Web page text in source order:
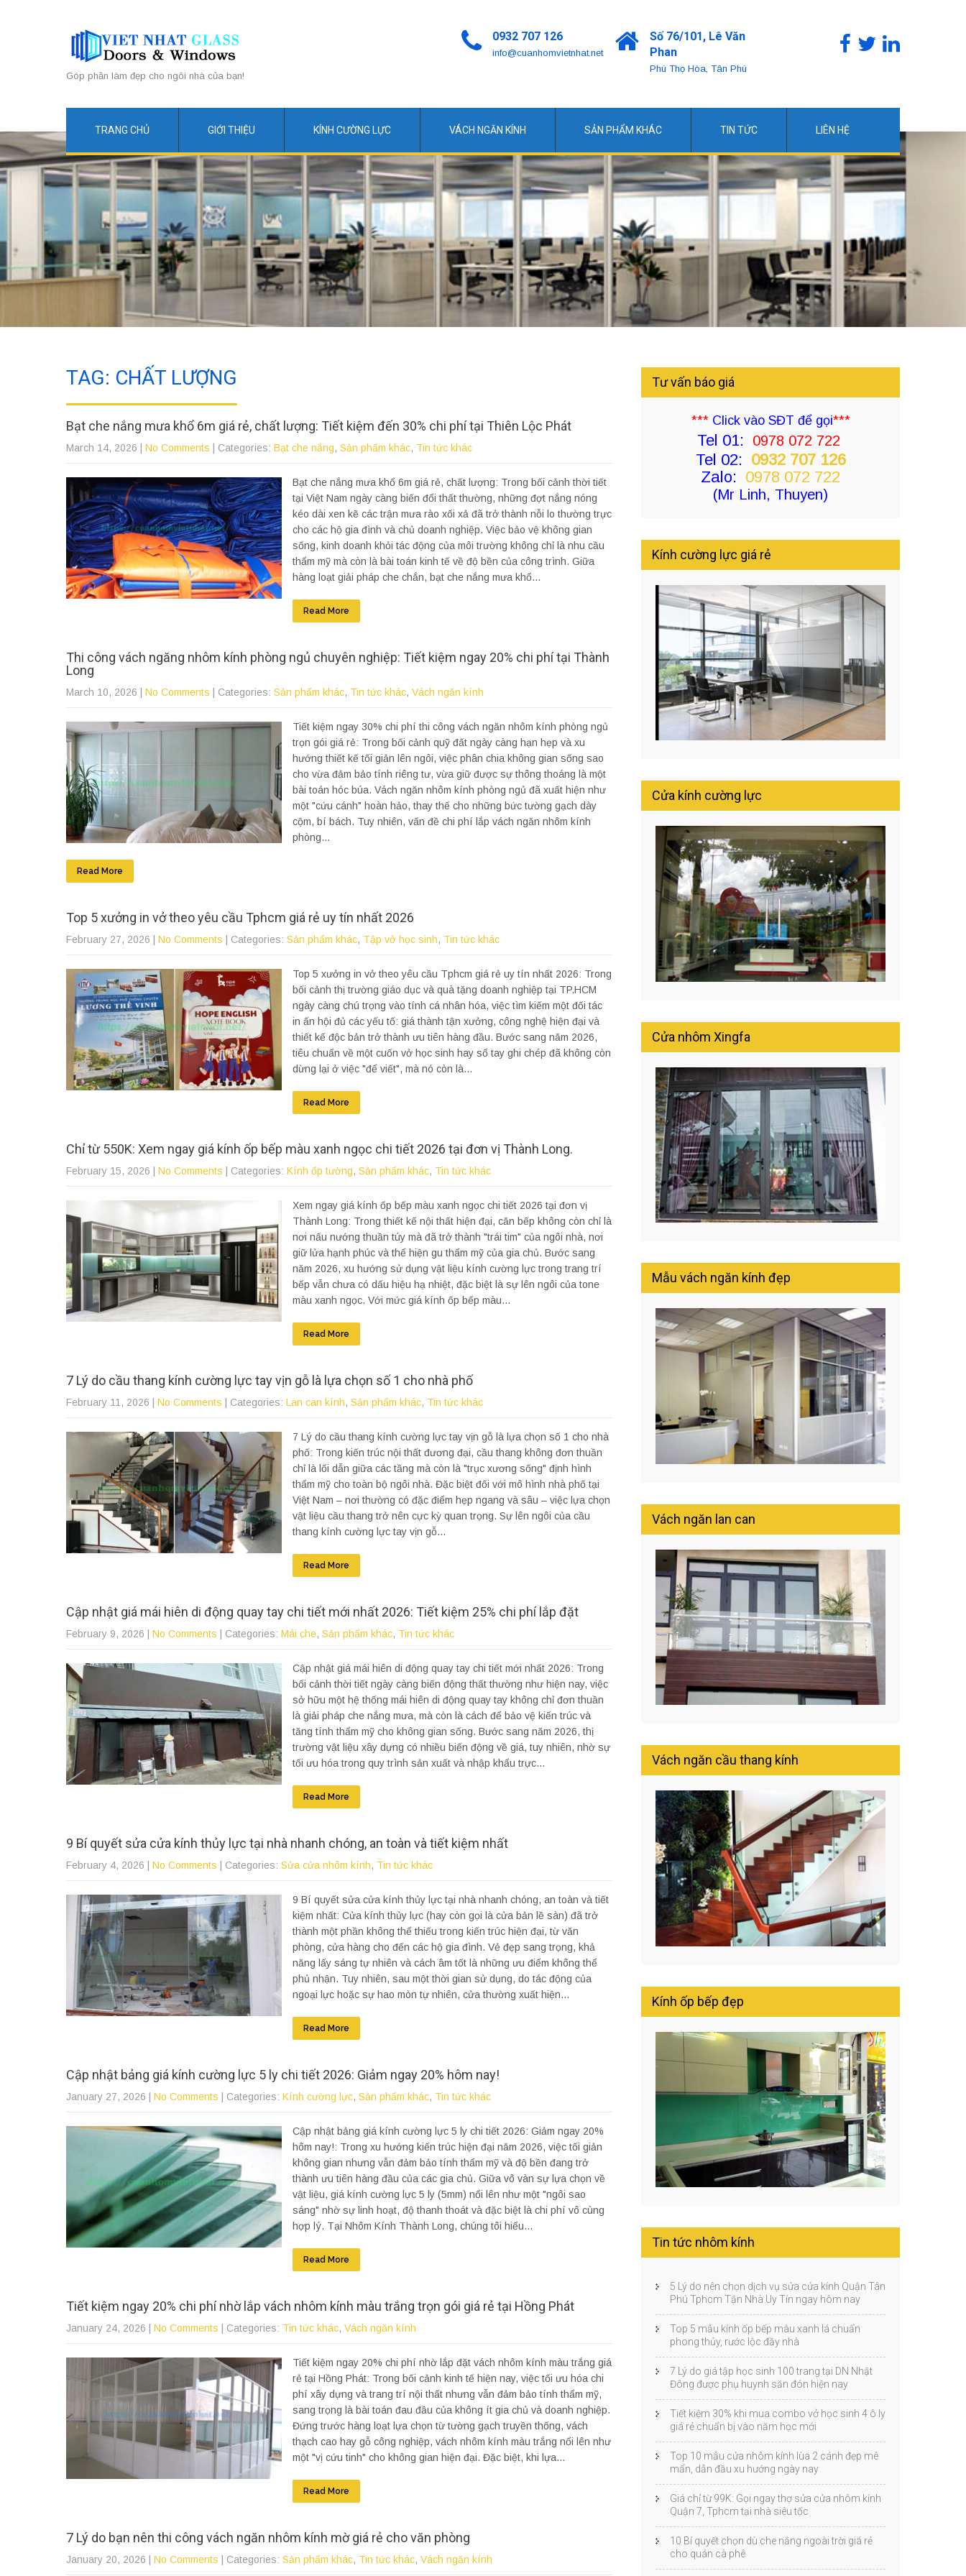
Góp phần làm đẹp cho ngôi nhà của bạn!
0932 707 126
info@cuanhomvietnhat.net
Số 76/101, Lê Văn
Phan
Phú Thọ Hòa, Tân Phú
TRANG CHỦ GIỚI THIỆU KÍNH CƯỜNG LỰC VÁCH NGĂN KÍNH SẢN PHẨM KHÁC TIN TỨC LIÊN HỆ
TAG: CHẤT LƯỢNG
Bạt che nắng mưa khổ 6m giá rẻ, chất lượng: Tiết kiệm đến 30% chi phí tại Thiên Lộc Phát
March 14, 2026 No Comments | Categories: Bạt che nắng, Sản phẩm khác, Tin tức khác
Bạt che nắng mưa khổ 6m giá rẻ, chất lượng: Trong bối cảnh thời tiết
tại Việt Nam ngày càng biến đổi thất thường, những đợt nắng nóng
kéo dài xen kẽ các trận mưa rào xối xả đã trở thành nỗi lo thường trực
cho các hộ gia đình và chủ doanh nghiệp. Việc bảo vệ không gian
sống, kinh doanh khỏi tác động của môi trường không chỉ là nhu cầu
thẩm mỹ mà còn là bài toán kinh tế về độ bền của công trình. Giữa
hàng loạt giải pháp che chắn, bạt che nắng mưa khổ...
Read More
Thi công vách ngăng nhôm kính phòng ngủ chuyên nghiệp: Tiết kiệm ngay 20% chi phí tại Thành
Long
March 10, 2026 No Comments | Categories: Sản phẩm khác, Tin tức khác, Vách ngăn kính
Tiết kiệm ngay 30% chi phí thi công vách ngăn nhôm kính phòng ngủ
trọn gói giá rẻ: Trong bối cảnh quỹ đất ngày càng hạn hẹp và xu
hướng thiết kế tối giản lên ngôi, việc phân chia không gian sống sao
cho vừa đảm bảo tính riêng tư, vừa giữ được sự thông thoáng là một
bài toán hóc búa. Vách ngăn nhôm kính phòng ngủ đã xuất hiện như
một "cứu cánh" hoàn hảo, thay thế cho những bức tường gạch dày
cộm, bí bách. Tuy nhiên, vấn đề chi phí lắp vách ngăn nhôm kính
phòng...
Read More
Top 5 xưởng in vở theo yêu cầu Tphcm giá rẻ uy tín nhất 2026
February 27, 2026 No Comments | Categories: Sản phẩm khác, Tập vở học sinh, Tin tức khác
Top 5 xưởng in vở theo yêu cầu Tphcm giá rẻ uy tín nhất 2026: Trong
bối cảnh thị trường giáo dục và quà tặng doanh nghiệp tại TP.HCM
ngày càng chú trọng vào tính cá nhân hóa, việc tìm kiếm một đối tác
in ấn hội đủ các yếu tố: giá thành tận xưởng, công nghệ hiện đại và
thiết kế độc bản trở thành ưu tiên hàng đầu. Bước sang năm 2026,
tiêu chuẩn về một cuốn vở học sinh hay sổ tay ghi chép đã không còn
dừng lại ở việc "để viết", mà nó còn là...
Read More
Chỉ từ 550K: Xem ngay giá kính ốp bếp màu xanh ngọc chi tiết 2026 tại đơn vị Thành Long.
February 15, 2026 No Comments | Categories: Kính ốp tường, Sản phẩm khác, Tin tức khác
Xem ngay giá kính ốp bếp màu xanh ngọc chi tiết 2026 tại đơn vị
Thành Long: Trong thiết kế nội thất hiện đại, căn bếp không còn chỉ là
nơi nấu nướng thuần túy mà đã trở thành "trái tim" của ngôi nhà, nơi
giữ lửa hạnh phúc và thể hiện gu thẩm mỹ của gia chủ. Bước sang
năm 2026, xu hướng sử dụng vật liệu kính cường lực trong trang trí
bếp vẫn chưa có dấu hiệu hạ nhiệt, đặc biệt là sự lên ngôi của tone
màu xanh ngọc. Với mức giá kính ốp bếp màu...
Read More
7 Lý do cầu thang kính cường lực tay vịn gỗ là lựa chọn số 1 cho nhà phố
February 11, 2026 No Comments | Categories: Lan can kính, Sản phẩm khác, Tin tức khác
7 Lý do cầu thang kính cường lực tay vịn gỗ là lựa chọn số 1 cho nhà
phố: Trong kiến trúc nội thất đương đại, cầu thang không đơn thuần
chỉ là lối dẫn giữa các tầng mà còn là "trục xương sống" định hình
thẩm mỹ cho toàn bộ ngôi nhà. Đặc biệt đối với mô hình nhà phố tại
Việt Nam – nơi thường có đặc điểm hẹp ngang và sâu – việc lựa chọn
vật liệu cầu thang trở nên cực kỳ quan trọng. Sự lên ngôi của cầu
thang kính cường lực tay vịn gỗ...
Read More
Cập nhật giá mái hiên di động quay tay chi tiết mới nhất 2026: Tiết kiệm 25% chi phí lắp đặt
February 9, 2026 No Comments | Categories: Mái che, Sản phẩm khác, Tin tức khác
Cập nhật giá mái hiên di động quay tay chi tiết mới nhất 2026: Trong
bối cảnh thời tiết ngày càng biến động thất thường như hiện nay, việc
sở hữu một hệ thống mái hiên di động quay tay không chỉ đơn thuần
là giải pháp che nắng mưa, mà còn là cách để bảo vệ kiến trúc và
tăng tính thẩm mỹ cho không gian sống. Bước sang năm 2026, thị
trường vật liệu xây dựng có nhiều biến động về giá, tuy nhiên, nhờ sự
tối ưu hóa trong quy trình sản xuất và nhập khẩu trực...
Read More
9 Bí quyết sửa cửa kính thủy lực tại nhà nhanh chóng, an toàn và tiết kiệm nhất
February 4, 2026 No Comments | Categories: Sửa cửa nhôm kính, Tin tức khác
9 Bí quyết sửa cửa kính thủy lực tại nhà nhanh chóng, an toàn và tiết
kiệm nhất: Cửa kính thủy lực (hay còn gọi là cửa bản lề sàn) đã trở
thành một phần không thể thiếu trong kiến trúc hiện đại, từ văn
phòng, cửa hàng cho đến các hộ gia đình. Vẻ đẹp sang trọng, khả
năng lấy sáng tự nhiên và cách âm tốt là những ưu điểm không thể
phủ nhận. Tuy nhiên, sau một thời gian sử dụng, do tác động của
ngoại lực hoặc sự hao mòn tự nhiên, cửa thường xuất hiện...
Read More
Cập nhật bảng giá kính cường lực 5 ly chi tiết 2026: Giảm ngay 20% hôm nay!
January 27, 2026 No Comments | Categories: Kính cường lực, Sản phẩm khác, Tin tức khác
Cập nhật bảng giá kính cường lực 5 ly chi tiết 2026: Giảm ngay 20%
hôm nay!: Trong xu hướng kiến trúc hiện đại năm 2026, việc tối giản
không gian nhưng vẫn đảm bảo tính thẩm mỹ và độ bền đang trở
thành ưu tiên hàng đầu của các gia chủ. Giữa vô vàn sự lựa chọn về
vật liệu, giá kính cường lực 5 ly (5mm) nổi lên như một "ngôi sao
sáng" nhờ sự linh hoạt, độ thanh thoát và đặc biệt là chi phí vô cùng
hợp lý. Tại Nhôm Kính Thành Long, chúng tôi hiểu...
Read More
Tiết kiệm ngay 20% chi phí nhờ lắp vách nhôm kính màu trắng trọn gói giá rẻ tại Hồng Phát
January 24, 2026 No Comments | Categories: Tin tức khác, Vách ngăn kính
Tiết kiệm ngay 20% chi phí nhờ lắp đặt vách nhôm kính màu trắng giá
rẻ tại Hồng Phát: Trong bối cảnh kinh tế hiện nay, việc tối ưu hóa chi
phí xây dựng và trang trí nội thất nhưng vẫn đảm bảo tính thẩm mỹ,
sang trọng là bài toán đau đầu của không ít gia chủ và doanh nghiệp.
Đứng trước hàng loạt lựa chọn từ tường gạch truyền thống, vách
thạch cao hay gỗ công nghiệp, vách nhôm kính màu trắng nổi lên như
một "vị cứu tinh" cho không gian hiện đại. Đặc biệt, khi lựa...
Read More
7 Lý do bạn nên thi công vách ngăn nhôm kính mờ giá rẻ cho văn phòng
January 20, 2026 No Comments | Categories: Sản phẩm khác, Tin tức khác, Vách ngăn kính
Tư vấn báo giá
***Click vào SĐT để gọi***
Tel 01: 0978 072 722
Tel 02: 0932 707 126
Zalo: 0978 072 722
(Mr Linh, Thuyen)
Kính cường lực giá rẻ
Cửa kính cường lực
Cửa nhôm Xingfa
Mẫu vách ngăn kính đẹp
Vách ngăn lan can
Vách ngăn cầu thang kính
Kính ốp bếp đẹp
Tin tức nhôm kính
5 Lý do nên chọn dịch vụ sửa cửa kính Quận Tân
Phú Tphcm Tận Nhà Uy Tín ngay hôm nay
Top 5 mẫu kính ốp bếp màu xanh lá chuẩn
phong thủy, rước lộc đầy nhà
7 Lý do giá tập học sinh 100 trang tại DN Nhật
Đông được phụ huynh săn đón hiện nay
Tiết kiệm 30% khi mua combo vở học sinh 4 ô ly
giá rẻ chuẩn bị vào năm học mới
Top 10 mẫu cửa nhôm kính lùa 2 cánh đẹp mê
mẩn, dẫn đầu xu hướng ngày nay
Giá chỉ từ 99K: Gọi ngay thợ sửa cửa nhôm kính
Quận 7, Tphcm tại nhà siêu tốc
10 Bí quyết chọn dù che nắng ngoài trời giá rẻ
cho quán cà phê